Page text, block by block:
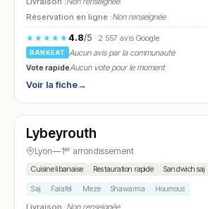
Réservation en ligne :Non renseignée
★★★★★4.8/5· 2 557 avis Google
RANKEAT
Aucun avis par la communauté
Vote rapideAucun vote pour le moment
Voir la fiche→
N° 10
Lybeyrouth
Lyon—1ᵉʳ arrondissement
Cuisine libanaise Restauration rapide Sandwich saj
Saj Falafel Meze Shawarma Houmous
Livraison :Non renseignée